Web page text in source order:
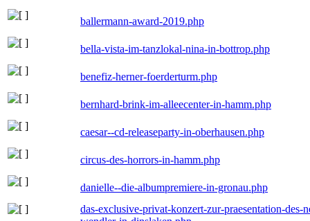
ballermann-award-2019.php
bella-vista-im-tanzlokal-nina-in-bottrop.php
benefiz-herner-foerderturm.php
bernhard-brink-im-alleecenter-in-hamm.php
caesar--cd-releaseparty-in-oberhausen.php
circus-des-horrors-in-hamm.php
danielle--die-albumpremiere-in-gronau.php
das-exclusive-privat-konzert-zur-praesentation-